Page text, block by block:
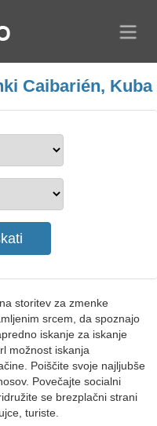
Caibarién, Kuba
storitev za zmenke
srcem, da spoznajo
iskanje za iskanje
možnost iskanja
Poiščite svoje najljubše
Povečajte socialni
se brezplačni strani
turiste.